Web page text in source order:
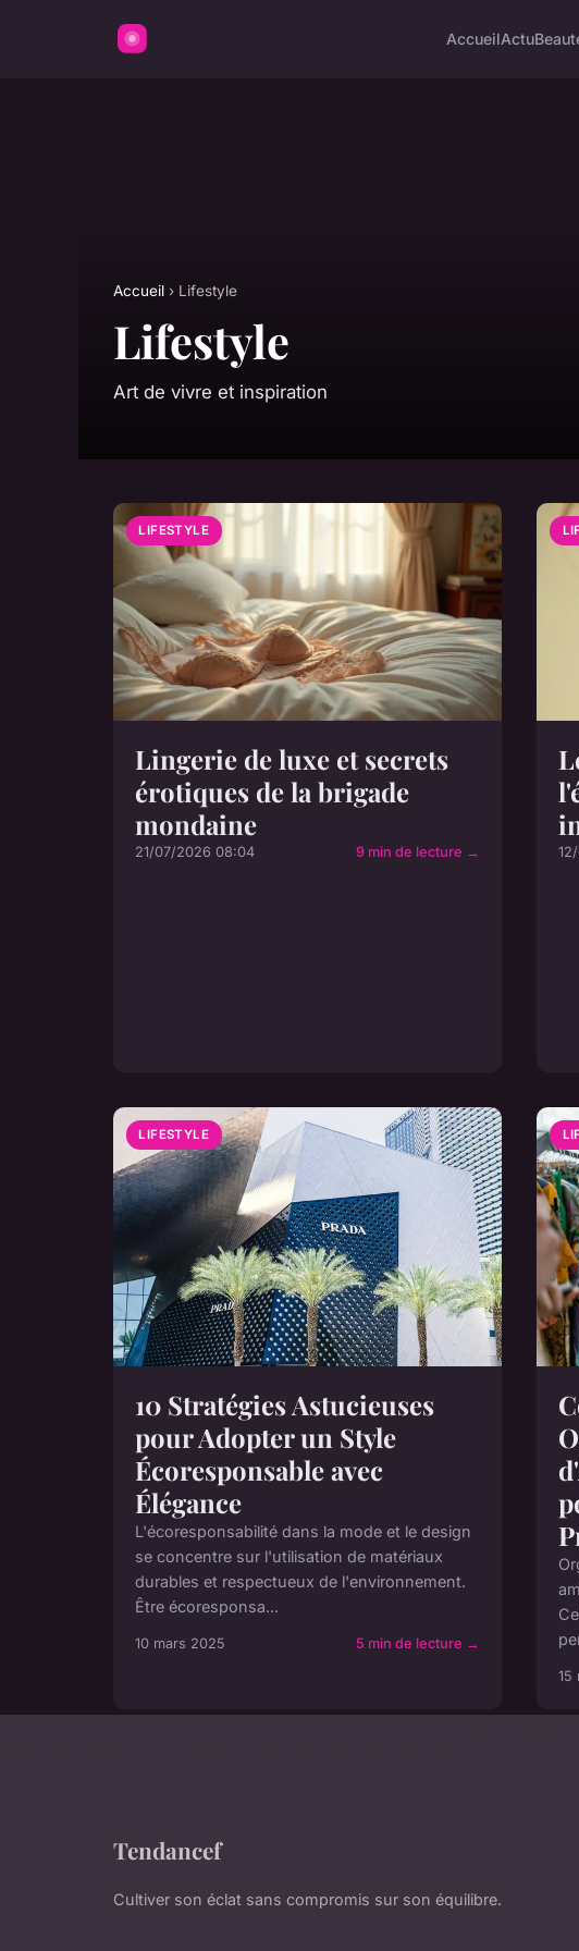
AccueilActu
Accueil › Lifestyle
Lifestyle
Art de vivre et inspiration
LIFESTYLE
Lingerie de luxe et secrets
érotiques de la brigade
mondaine
21/07/2026 08:04 9 min de lecture →
LIFESTYLE
10 Stratégies Astucieuses
pour Adopter un Style
Écoresponsable avec
Élégance
L'écoresponsabilité dans la mode et le design
se concentre sur l'utilisation de matériaux
durables et respectueux de l'environnement.
Être écoresponsa...
10 mars 2025 5 min de lecture →
15
Tendancef
Cultiver son éclat sans compromis sur son équilibre.